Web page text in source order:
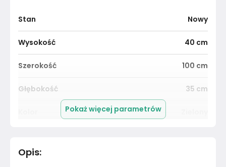
Stan Nowy
Wysokość 40 cm
Szerokość 100 cm
Głębokość 35 cm
Kolor tkaniny
Pokaż więcej parametrów
Opis: